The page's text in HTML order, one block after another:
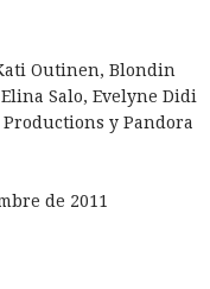
Outinen, Blondin
Salo, Evelyne Didi
y Pandora
de 2011